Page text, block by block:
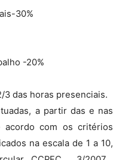
30%
-20%
das horas presenciais.
a partir das e nas
acordo com os critérios
na escala de 1 a 10,